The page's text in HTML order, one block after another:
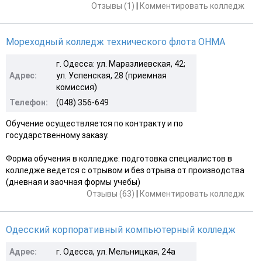
Отзывы (1)
Комментировать колледж
Мореходный колледж технического флота ОНМА
Адрес:
г. Одесса: ул. Маразлиевская, 42;
ул. Успенская, 28 (приемная
комиссия)
Телефон:
(048) 356-649
Обучение осуществляется по контракту и по
государственному заказу.
Форма обучения в колледже: подготовка специалистов в
колледже ведется с отрывом и без отрыва от производства
(дневная и заочная формы учебы)
Отзывы (63)
Комментировать колледж
Одесский корпоративный компьютерный колледж
Адрес: г. Одесса, ул. Мельницкая, 24а